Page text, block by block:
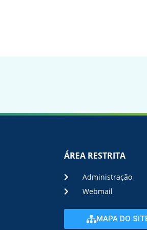
ÁREA RESTRITA
Administração
Webmail
MAPA DO